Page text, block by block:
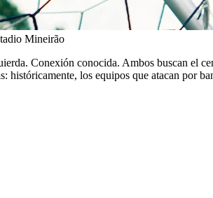
Mineirão
Conexión conocida. Ambos buscan el
históricamente, los equipos que atacan por